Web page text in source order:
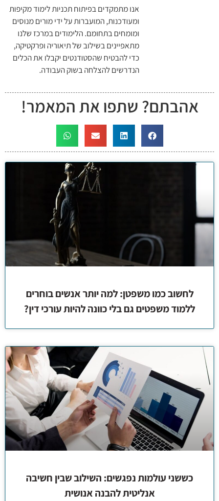
אנו מתמקדים בפיתוח תכניות לימוד מקיפות
ומעודכנות, המועברות על ידי מורים מנוסים
ומומחים בתחומם. הלימודים במרכז שלנו
מתאפיינים בשילוב של תיאוריה ופרקטיקה,
כדי להבטיח שהסטודנטים יקבלו את הכלים
הנדרשים להצלחה בשוק העבודה.
אהבתם? שתפו את המאמר!
לחשוב כמו משפטן: למה יותר אנשים בוחרים
ללמוד משפטים גם בלי כוונה להיות עורכי דין?
כששני עולמות נפגשים: השילוב שבין חשיבה
אנליטית להבנה אנושית